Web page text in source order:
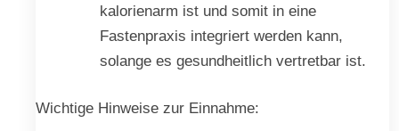
kalorienarm ist und somit in eine
Fastenpraxis integriert werden kann,
solange es gesundheitlich vertretbar ist.
Wichtige Hinweise zur Einnahme: